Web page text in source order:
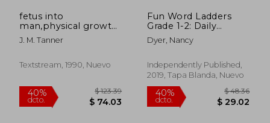
fetus into
man,physical growth
from conception to
maturity
J. M. Tanner
Textstream, 1990, Nuevo
Fun Word Ladders
Grade 1-2: Daily
Vocabulary Ladders
Grade 1 - 2, Spelling
Book for Kids Ages 6-
7 (Vocabulary Builder
Building Spelling
Skills) (en Inglés)
Dyer, Nancy
Independently Published,
2019, Tapa Blanda, Nuevo